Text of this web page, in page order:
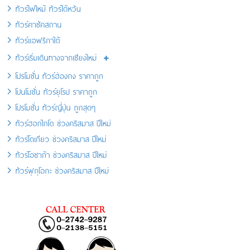
ทัวร์ไฟไหม้ ทัวร์ไต้หวัน
ทัวร์คาซัคสถาน
ทัวร์แอฟริกาใต้
ทัวร์เริ่มเดินทางจากเชียงใหม่
โปรโมชั่น ทัวร์ฮ่องกง ราคาถูก
โปนโมชั่น ทัวร์ยุโรป ราคาถูก
โปรโมชั่น ทัวร์ญี่ปุ่น ถูกสุดๆ
ทัวร์ฮอกไกโด ช่วงคริสมาส ปีใหม่
ทัวร์โตเกียว ช่วงคริสมาส ปีใหม่
ทัวร์โอซาก้า ช่วงคริสมาส ปีใหม่
ทัวร์ฟุกุโอกะ ช่วงคริสมาส ปีใหม่